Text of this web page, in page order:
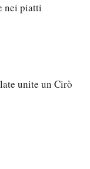
nei piatti
unite un Cirò